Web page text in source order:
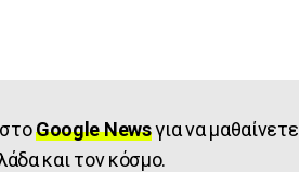
Google Newsγια να μαθαίνετε
και τον κόσμο.